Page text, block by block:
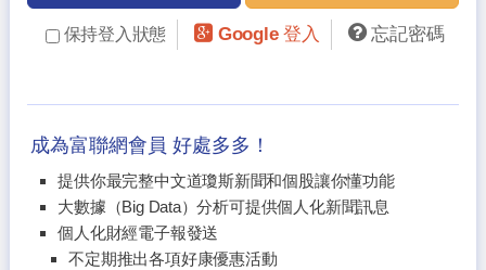
保持登入狀態 Google 登入 忘記密碼
成為富聯網會員 好處多多！
提供你最完整中文道瓊斯新聞和個股讓你懂功能
大數據（Big Data）分析可提供個人化新聞訊息
個人化財經電子報發送
不定期推出各項好康優惠活動